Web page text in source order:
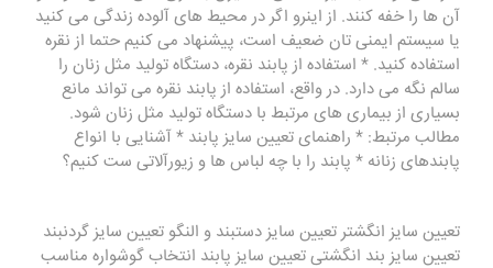
آن ها را خفه کنند. از اینرو اگر در محیط های آلوده زندگی می کنید
یا سیستم ایمنی تان ضعیف است، پیشنهاد می کنیم حتما از نقره
استفاده کنید. * استفاده از پابند نقره، دستگاه تولید مثل زنان را
سالم نگه می دارد. در واقع، استفاده از پابند نقره می تواند مانع
بسیاری از بیماری های مرتبط با دستگاه تولید مثل زنان شود.
مطالب مرتبط: * راهنمای تعیین سایز پابند * آشنایی با انواع
پابندهای زنانه * پابند را با چه لباس ها و زیورآلاتی ست کنیم؟
تعیین سایز انگشتر تعیین سایز دستبند و النگو تعیین سایز گردنبند
تعیین سایز بند انگشتی تعیین سایز پابند انتخاب گوشواره مناسب